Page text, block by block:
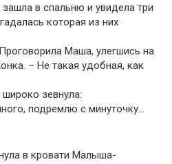
в спальню и увидела три
которая из них
Маша, улегшись на
– Не такая удобная, как
зевнула:
подремлю с минуточку…
в кровати Малыша-